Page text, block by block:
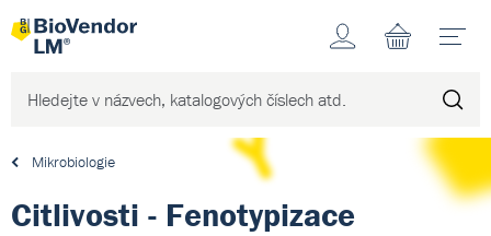
Účet
Mikrobiologie
Citlivosti - Fenotypizace